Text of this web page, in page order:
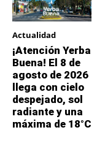
Actualidad
¡Atención Yerba
Buena! El 8 de
agosto de 2026
llega con cielo
despejado, sol
radiante y una
máxima de 18°C